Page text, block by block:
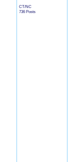
CT/NC
736 Posts